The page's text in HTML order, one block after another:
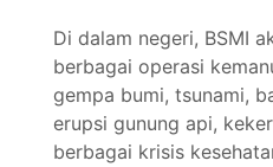
Di dalam negeri, BSMI
berbagai operasi
gempa bumi, tsunami,
erupsi gunung api,
berbagai krisis